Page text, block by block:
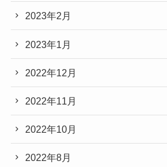
2023年2月
2023年1月
2022年12月
2022年11月
2022年10月
2022年8月